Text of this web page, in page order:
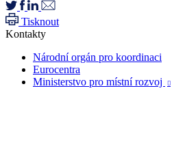
Tisknout
Kontakty
Národní orgán pro koordinaci
Eurocentra
Ministerstvo pro místní rozvoj
